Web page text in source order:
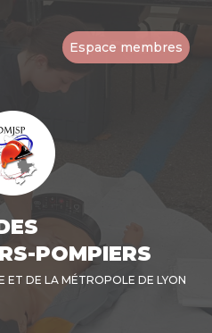
Espace membres
POMPIERS
ET DE LA MÉTROPOLE DE LYON